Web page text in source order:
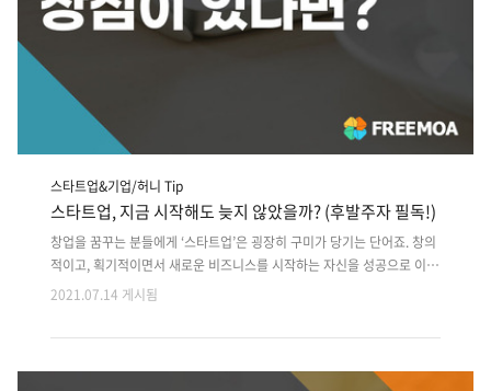
스타트업&기업/허니 Tip
스타트업, 지금 시작해도 늦지 않았을까? (후발주자 필독!)
창업을 꿈꾸는 분들에게 ‘스타트업’은 굉장히 구미가 당기는 단어죠. 창의
적이고, 획기적이면서 새로운 비즈니스를 시작하는 자신을 성공으로 이끌
어 줄 것만 같은 믿음이 들기도 합니다. 최근 기존의 수직적인 조직문화에
업에 도전하는 경향이 강해지면서, 스타트업이란 단어가 점점 더 각광받
면 내가 생각한 아이템은 이미 시중에 출시되어 있는 것 같고, 누구나 한번
2021.07.14 게시됨